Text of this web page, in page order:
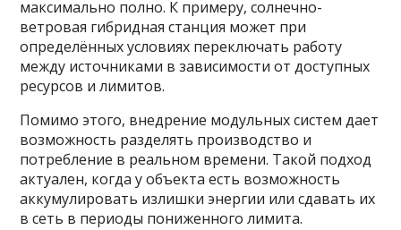
максимально полно. К примеру, солнечно-
ветровая гибридная станция может при
определённых условиях переключать работу
между источниками в зависимости от доступных
ресурсов и лимитов.
Помимо этого, внедрение модульных систем дает
возможность разделять производство и
потребление в реальном времени. Такой подход
актуален, когда у объекта есть возможность
аккумулировать излишки энергии или сдавать их
в сеть в периоды пониженного лимита.